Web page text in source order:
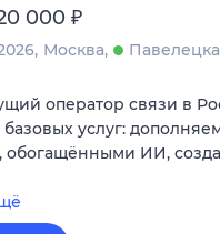
000 ₽
Москва
оператор связи в
услуг:
обогащёнными ИИ,